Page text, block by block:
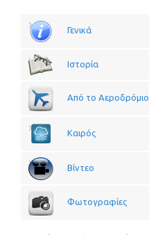
Γενικά
Ιστορία
Από το Αεροδρόμιο
Καιρός
Βίντεο
Φωτογραφίες